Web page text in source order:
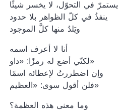
يستمرّ في التحوّل، لا يخسر شيئًا
ينفذُ في كلّ الظواهر بلا حدود
ويَلدُ منها كلَّ الموجود
أنا لا أعرف اسمه
لكنّي أضع له رمزًا: «داو»
وإن اضطررتُ لإعطائه اسمًا
فلن أقول سوى: «العظيم»
وما معنى هذه العظمة؟